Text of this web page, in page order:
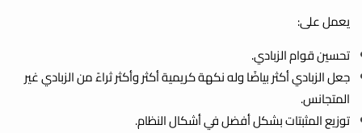
يعمل على:
تحسين قوام الزبادي.
جعل الزبادي أكثر بياضًا وله نكهة كريمية أكثر وأكثر ثراءً من الزبادي غير
المتجانس.
توزيع المثبتات بشكل أفضل في أشكال النظام.